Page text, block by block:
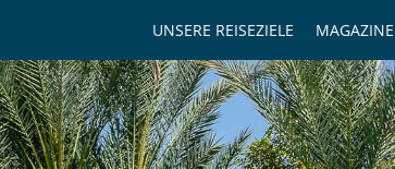
MAGAZINE
UNSERE REISEZIELE